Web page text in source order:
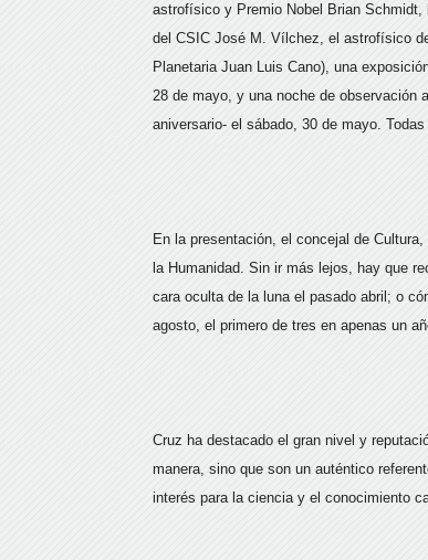
astrofísico y Premio Nobel Brian
del CSIC José M. Vílchez, el astrofísico
Planetaria Juan Luis Cano), una
28 de mayo, y una noche de observación
aniversario- el sábado, 30 de mayo.
En la presentación, el concejal de
la Humanidad. Sin ir más lejos, hay que
cara oculta de la luna el pasado abril; o
agosto, el primero de tres en apenas un
Cruz ha destacado el gran nivel y
manera, sino que son un auténtico
interés para la ciencia y el conocimiento